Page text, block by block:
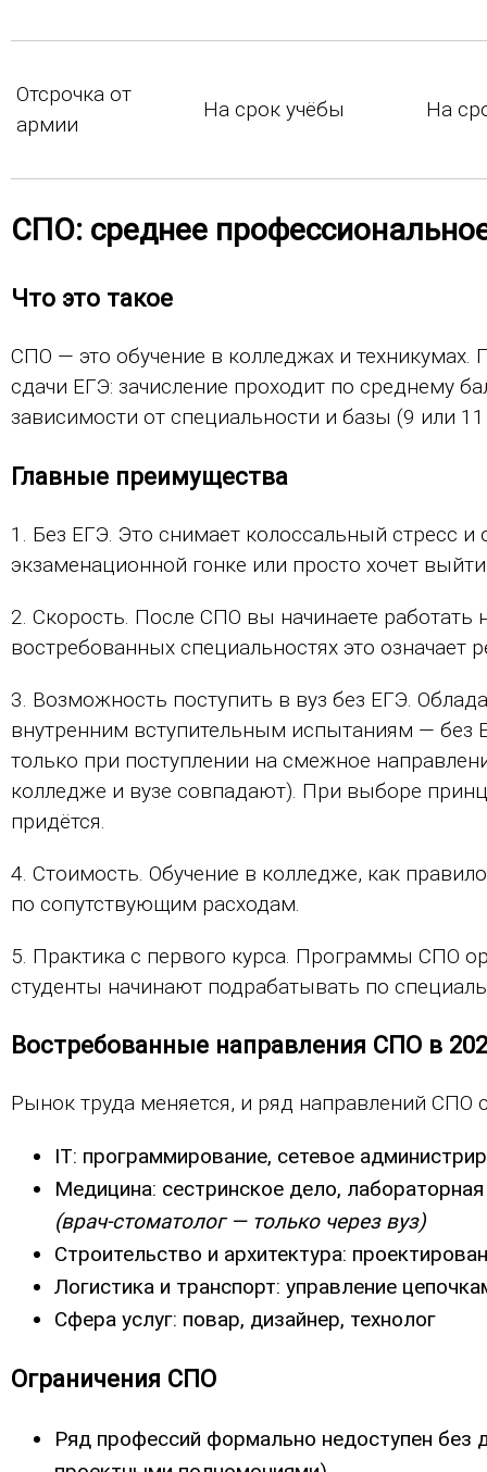
Отсрочка от
армии
На срок учёбы На
СПО: среднее
Что это такое
СПО — это обучение в колледжах и техникумах.
сдачи ЕГЭ: зачисление проходит по среднему
зависимости от специальности и базы (9 или
Главные преимущества
1. Без ЕГЭ. Это снимает колоссальный стресс
экзаменационной гонке или просто хочет
2. Скорость. После СПО вы начинаете
востребованных специальностях это
3. Возможность поступить в вуз без ЕГЭ.
внутренним вступительным испытаниям — без
только при поступлении на смежное
колледже и вузе совпадают). При выборе
придётся.
4. Стоимость. Обучение в колледже, как
по сопутствующим расходам.
5. Практика с первого курса. Программы СПО
студенты начинают подрабатывать по
Востребованные направления СПО в
Рынок труда меняется, и ряд направлений СПО
IT: программирование, сетевое
Медицина: сестринское дело,
(врач-стоматолог — только через вуз)
Строительство и архитектура:
Логистика и транспорт: управление
Сфера услуг: повар, дизайнер, технолог
Ограничения СПО
Ряд профессий формально недоступен без